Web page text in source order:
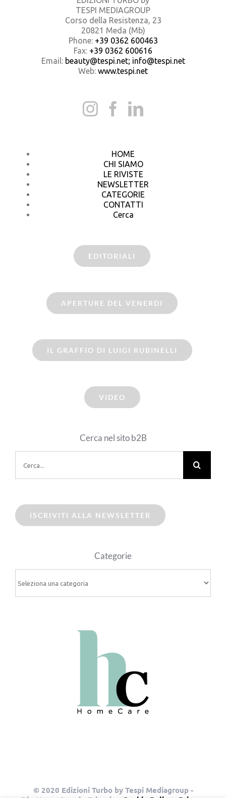
TESPI MEDIAGROUP
Corso della Resistenza, 23
20821 Meda (Mb)
Phone: +39 0362 600463
Fax: +39 0362 600616
Email: beauty@tespi.net; info@tespi.net
Web: www.tespi.net
HOME
CHI SIAMO
LE RIVISTE
NEWSLETTER
CATEGORIE
CONTATTI
Cerca
EDITORIALI
APERTURE DEL VENERDI
IL GRAFFIO DI LUIGI RUBINELLI
VIDEO
Cerca nel sito b2B
per:
ISCRIVITI ALLA NEWSLETTER
Categorie
© 2020 Edizioni Turbo by Tespi Mediagroup -